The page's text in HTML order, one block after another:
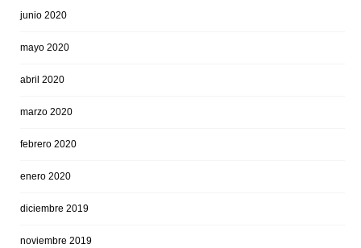
junio 2020
mayo 2020
abril 2020
marzo 2020
febrero 2020
enero 2020
diciembre 2019
noviembre 2019